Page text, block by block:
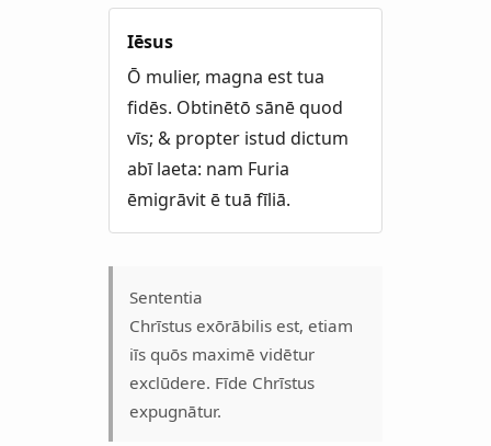
Iēsus
Ō mulier, magna est tua
fidēs. Obtinētō sānē quod
vīs; & propter istud dictum
abī laeta: nam Furia
ēmigrāvit ē tuā fīliā.
Sententia
Chrīstus exōrābilis est, etiam
iīs quōs maximē vidētur
exclūdere. Fīde Chrīstus
expugnātur.